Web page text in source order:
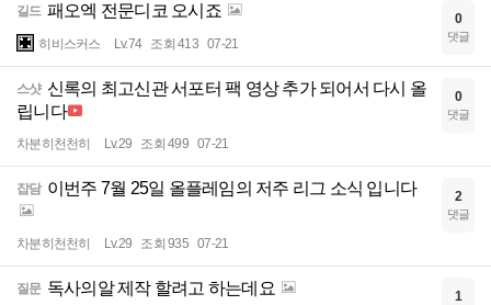
길드 패오엑 전문디코 오시죠
히비스커스 Lv.74 조회 413 07-21
0
댓글
스샷 신록의 최고신관 서포터 팩 영상 추가 되어서 다시 올
립니다
차분히천천히 Lv.29 조회 499 07-21
0
댓글
잡담 이번주 7월 25일 올플레임의 저주 리그 소식 입니다
차분히천천히 Lv.29 조회 935 07-21
2
댓글
질문 독사의알 제작 할려고 하는데요 1